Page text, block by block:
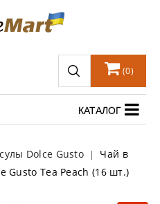
(0)
КАТАЛОГ
Dolce Gusto
Чай в
Gusto Tea Peach (16 шт.)